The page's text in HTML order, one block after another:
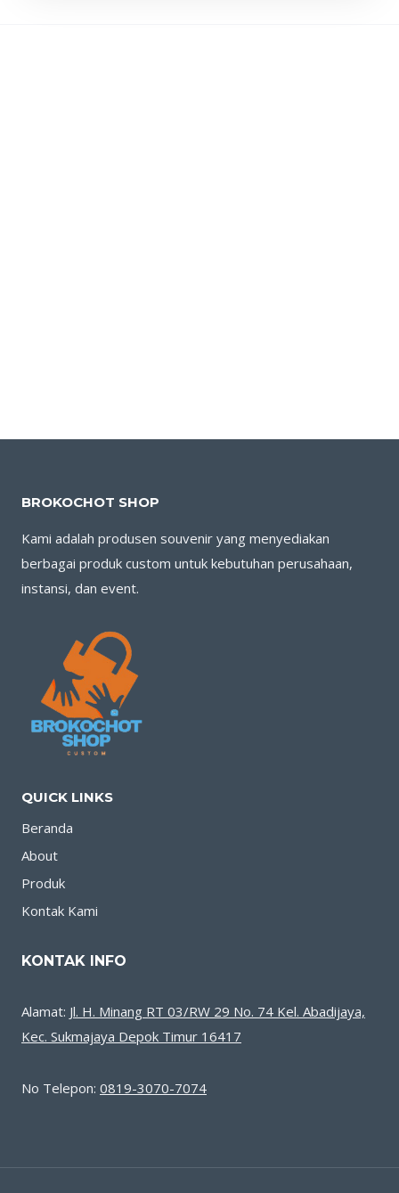
BROKOCHOT SHOP
Kami adalah produsen souvenir yang menyediakan
berbagai produk custom untuk kebutuhan perusahaan,
instansi, dan event.
QUICK LINKS
Beranda
About
Produk
Kontak Kami
KONTAK INFO
Alamat: Jl. H. Minang RT 03/RW 29 No. 74 Kel. Abadijaya,
Kec. Sukmajaya Depok Timur 16417
No Telepon: 0819-3070-7074